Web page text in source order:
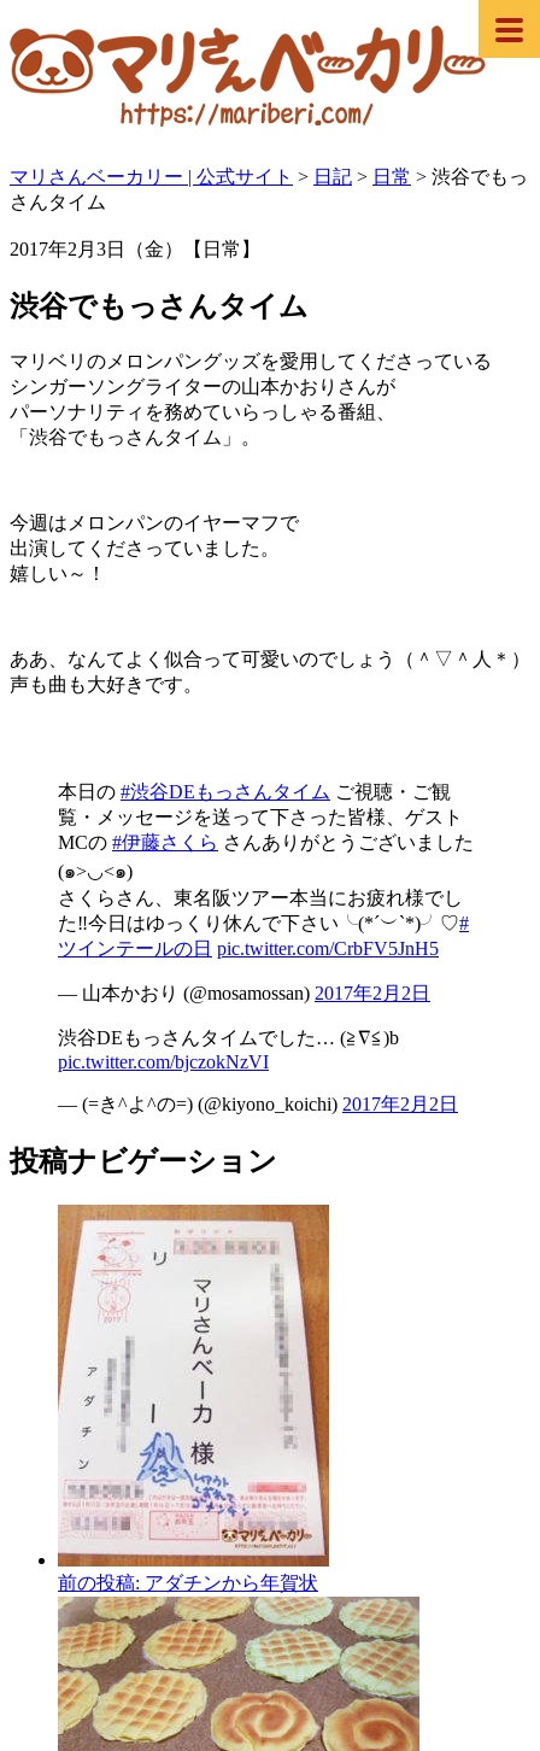
マリさんベーカリー | 公式サイト > 日記 > 日常 > 渋谷でもっ
さんタイム
2017年2月3日（金）【日常】
渋谷でもっさんタイム
マリベリのメロンパングッズを愛用してくださっている
シンガーソングライターの山本かおりさんが
パーソナリティを務めていらっしゃる番組、
「渋谷でもっさんタイム」。
今週はメロンパンのイヤーマフで
出演してくださっていました。
嬉しい～！
ああ、なんてよく似合って可愛いのでしょう（＾▽＾人＊）
声も曲も大好きです。
本日の #渋谷DEもっさんタイム ご視聴・ご観
覧・メッセージを送って下さった皆様、ゲスト
MCの #伊藤さくら さんありがとうございました
(๑>◡<๑)
さくらさん、東名阪ツアー本当にお疲れ様でし
た‼️今日はゆっくり休んで下さい╰(*´︶`*)╯♡#
ツインテールの日 pic.twitter.com/CrbFV5JnH5
— 山本かおり (@mosamossan) 2017年2月2日
渋谷DEもっさんタイムでした… (≧∇≦)b
pic.twitter.com/bjczokNzVI
— (=き^よ^の=) (@kiyono_koichi) 2017年2月2日
投稿ナビゲーション
前の投稿: アダチンから年賀状